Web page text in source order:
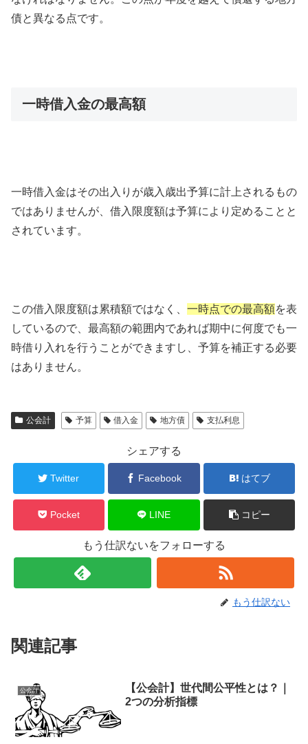
債と異なる点です。
一時借入金の最高額
一時借入金はその出入りが歳入歳出予算に計上されるもの
ではありませんが、借入限度額は予算により定めることと
されています。
この借入限度額は累積額ではなく、 一時点での最高額を表
しているので、最高額の範囲内であれば期中に何度でも一
時借り入れを行うことができますし、予算を補正する必要
はありません。
公会計 予算 借入金 地方債 支払利息
シェアする
Twitter Facebook はてブ
Pocket LINE コピー
もう仕訳ないをフォローする
もう仕訳ない
関連記事
公会計
【公会計】世代間公平性とは？｜
2つの分析指標